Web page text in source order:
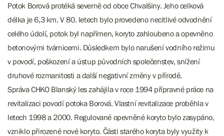
Potok Borová protéká severně od obce Chvalšiny. Jeho celková
délka je 6,3 km. V 80. letech bylo provedeno necitlivé odvodnění
celého údolí, potok byl napřímen, koryto zahloubeno a opevněno
betonovými tvárnicemi. Důsledkem bylo narušení vodního režimu
v povodí, poškození a ústup původních společenstev, snížení
druhové rozmanitosti a další negativní změny v přírodě.
Správa CHKO Blanský les zahájila v roce 1994 přípravné práce na
revitalizaci povodí potoka Borová. Vlastní revitalizace proběhla v
letech 1998 a 2000. Regulované opevněné koryto bylo zasypáno,
vzniklo přirozené nové koryto. Části starého koryta byly využity k